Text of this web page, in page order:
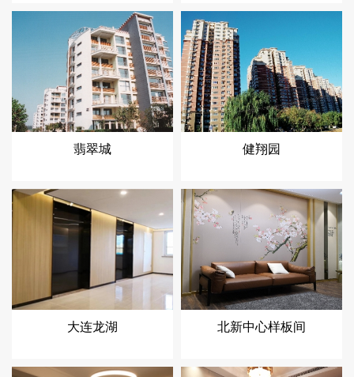
翡翠城 健翔园
大连龙湖 北新中心样板间